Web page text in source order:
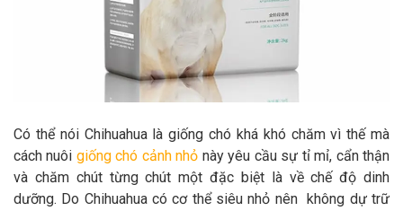
Có thể nói Chihuahua là giống chó khá khó chăm vì thế mà
cách nuôi giống chó cảnh nhỏ này yêu cầu sự tỉ mỉ, cẩn thận
và chăm chút từng chút một đặc biệt là về chế độ dinh
dưỡng. Do Chihuahua có cơ thể siêu nhỏ nên không dự trữ